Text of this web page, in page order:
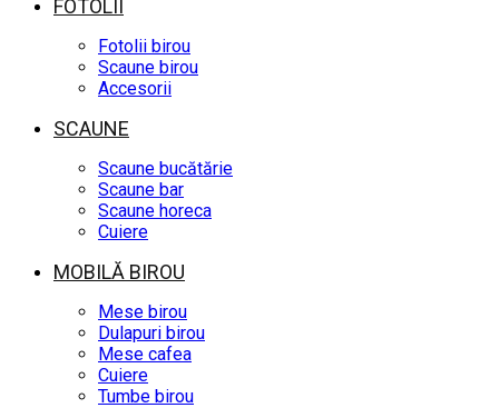
FOTOLII
Fotolii birou
Scaune birou
Accesorii
SCAUNE
Scaune bucătărie
Scaune bar
Scaune horeca
Cuiere
MOBILĂ BIROU
Mese birou
Dulapuri birou
Mese cafea
Cuiere
Tumbe birou